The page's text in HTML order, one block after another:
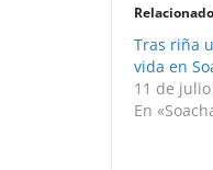
Relacionado
Tras riña
vida en
11 de
En